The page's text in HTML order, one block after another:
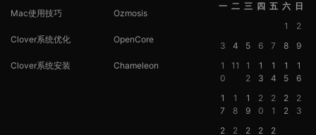
Mac使用技巧
Clover系统优化
Clover系统安装
Ozmosis
OpenCore
Chameleon
一 二 三 四 五 六 日
1
2
3
4 5 6 7 8
9
1
0
11
1
2
1
3
1
4
1
5
1
6
1
7
1
8
1
9
2
0
2
1
2
2
2
3
2
2
2
2
2